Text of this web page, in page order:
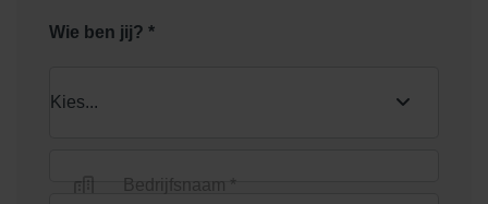
Wie ben jij? *
Bedrijfsnaam *